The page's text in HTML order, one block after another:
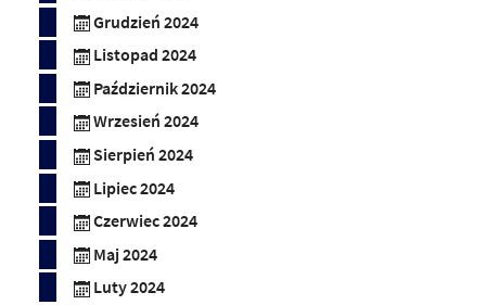
Grudzień 2024
Listopad 2024
Październik 2024
Wrzesień 2024
Sierpień 2024
Lipiec 2024
Czerwiec 2024
Maj 2024
Luty 2024